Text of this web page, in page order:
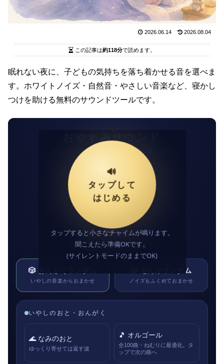
2026.06.14 2026.08.04
この記事は約118分で読めます。
眠れない夜に、子どもの気持ちを落ち着かせる音を選べま
す。ホワイトノイズ・自然音・やさしい音楽など、寝かし
つけを助ける無料のサウンドツールです。